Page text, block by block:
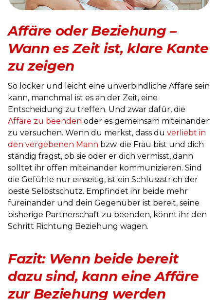
Affäre oder Beziehung –
Wann es Zeit ist, klare Kante
zu zeigen
So locker und leicht eine unverbindliche Affäre sein
kann, manchmal ist es an der Zeit, eine
Entscheidung zu treffen. Und zwar dafür, die
Affäre zu beenden oder es gemeinsam miteinander
zu versuchen. Wenn du merkst, dass du verliebt in
den vergebenen Mann bzw. die Frau bist und dich
ständig fragst, ob sie oder er dich vermisst, dann
solltet ihr offen miteinander kommunizieren. Sind
die Gefühle nur einseitig, ist ein Schlussstrich der
beste Selbstschutz. Empfindet ihr beide mehr
füreinander und dein Gegenüber ist bereit, seine
bisherige Partnerschaft zu beenden, könnt ihr den
Schritt Richtung Beziehung wagen.
Fazit: Wenn beide bereit
dazu sind, kann eine Affäre
zur Beziehung werden